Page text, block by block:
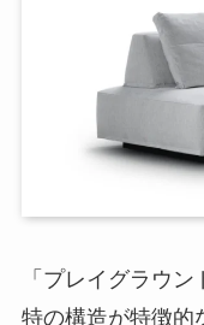
「プレイグラウ
特の構造が特徴的